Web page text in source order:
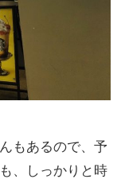
もあるので、予
、しっかりと時